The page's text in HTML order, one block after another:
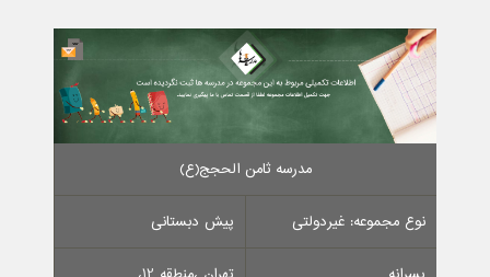
مدرسه ثامن الحجج(ع)
نوع مجموعه: غیردولتی پیش دبستانی